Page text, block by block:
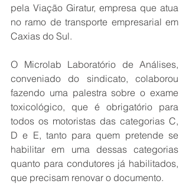
pela Viação Giratur, empresa que atua
no ramo de transporte empresarial em
Caxias do Sul.
O Microlab Laboratório de Análises,
conveniado do sindicato, colaborou
fazendo uma palestra sobre o exame
toxicológico, que é obrigatório para
todos os motoristas das categorias C,
D e E, tanto para quem pretende se
habilitar em uma dessas categorias
quanto para condutores já habilitados,
que precisam renovar o documento.